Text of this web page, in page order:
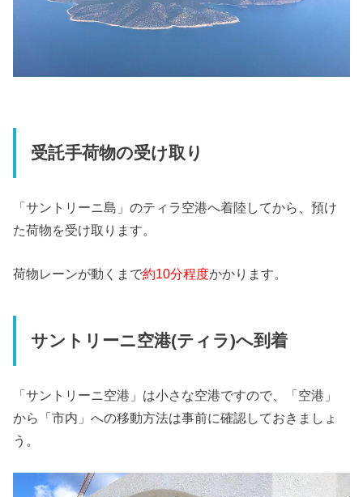
受託手荷物の受け取り
「サントリーニ島」のティラ空港へ着陸してから、預け
た荷物を受け取ります。
荷物レーンが動くまで約10分程度かかります。
サントリーニ空港(ティラ)へ到着
「サントリーニ空港」は小さな空港ですので、「空港」
から「市内」への移動方法は事前に確認しておきましょ
う。